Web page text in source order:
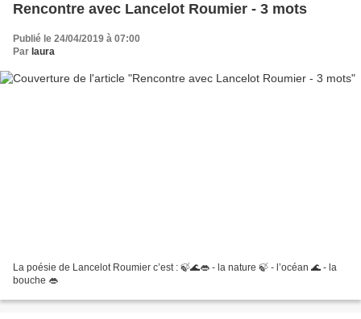
Rencontre avec Lancelot Roumier - 3 mots
Publié le 24/04/2019 à 07:00
Par laura
La poésie de Lancelot Roumier c’est : 🍃🌊👄 - la nature 🍃 - l’océan 🌊 - la
bouche 👄